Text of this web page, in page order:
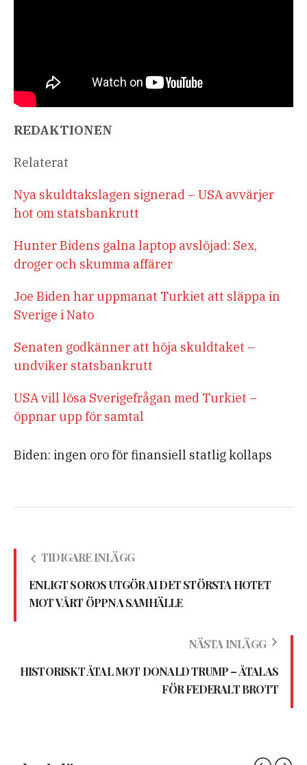
REDAKTIONEN
Relaterat
Nya skuldtakslagen signerad – USA avvärjer
hot om statsbankrutt
Hunter Bidens galna laptop avslöjad: Sex,
droger och skumma affärer
Joe Biden har uppmanat Turkiet att släppa in
Sverige i Nato
Senaten godkänner att höja skuldtaket –
undviker statsbankrutt
USA vill lösa Sverigefrågan med Turkiet –
öppnar upp för samtal
Biden: ingen oro för finansiell statlig kollaps
TIDIGARE INLÄGG
ENLIGT SOROS UTGÖR AI DET STÖRSTA HOTET
MOT VÅRT ÖPPNA SAMHÄLLE
NÄSTA INLÄGG
HISTORISKT ÅTAL MOT DONALD TRUMP – ÅTALAS
FÖR FEDERALT BROTT